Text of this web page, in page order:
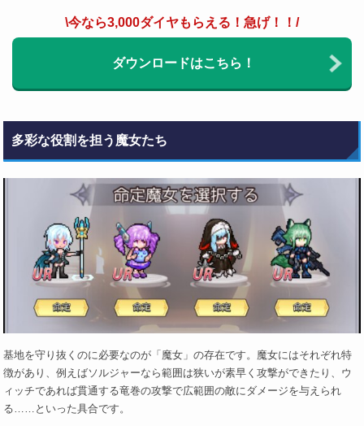
\今なら3,000ダイヤもらえる！急げ！！/
ダウンロードはこちら！
多彩な役割を担う魔女たち
基地を守り抜くのに必要なのが「魔女」の存在です。魔女にはそれぞれ特
徴があり、例えばソルジャーなら範囲は狭いが素早く攻撃ができたり、ウ
ィッチであれば貫通する竜巻の攻撃で広範囲の敵にダメージを与えられ
る……といった具合です。